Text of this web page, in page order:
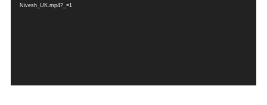
Nivesh_UK.mp4?_=1